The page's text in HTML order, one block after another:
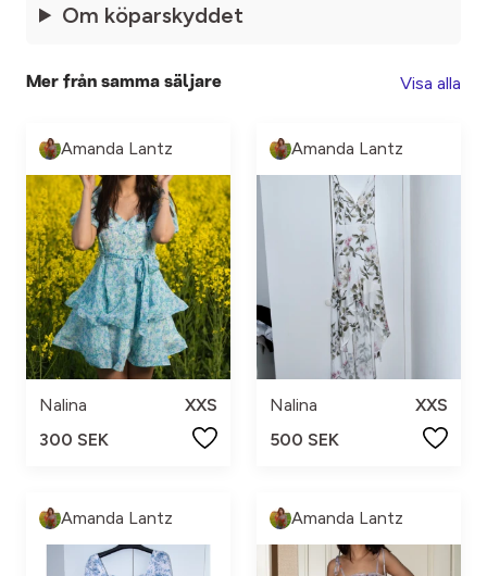
Om köparskyddet
Mer från samma säljare Visa alla
Amanda Lantz
Nalina
XXS
300 SEK
Amanda Lantz
Nalina
XXS
500 SEK
Amanda Lantz Amanda Lantz